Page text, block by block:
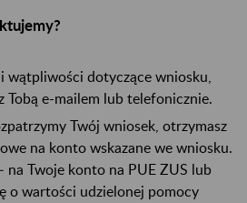
wątpliwości dotyczące wniosku,
Tobą e-mailem lub telefonicznie.
Twój wniosek, otrzymasz
na konto wskazane we wniosku.
na Twoje konto na PUE ZUS lub
o wartości udzielonej pomocy